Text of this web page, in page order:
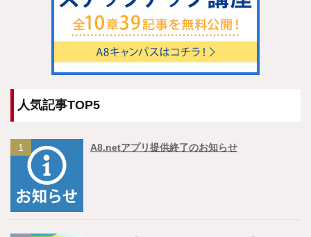
人気記事TOP5
1 A8.netアプリ提供終了のお知らせ